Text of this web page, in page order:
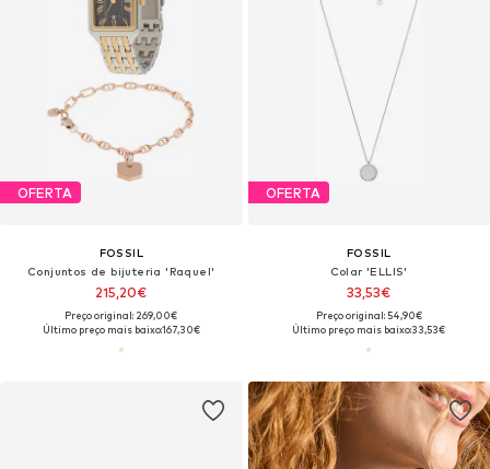
OFERTA
FOSSIL
Conjuntos de bijuteria 'Raquel'
215,20€
Preço original: 269,00€
Último preço mais baixo:167,30€
OFERTA
FOSSIL
Colar 'ELLIS'
33,53€
Preço original: 54,90€
Último preço mais baixo:33,53€